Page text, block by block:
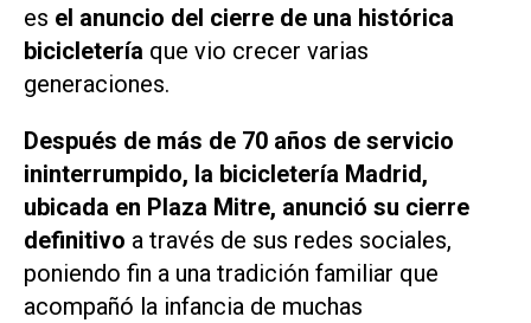
es el anuncio del cierre de una histórica
bicicletería que vio crecer varias
generaciones.
Después de más de 70 años de servicio
ininterrumpido, la bicicletería Madrid,
ubicada en Plaza Mitre, anunció su cierre
definitivo a través de sus redes sociales,
poniendo fin a una tradición familiar que
acompañó la infancia de muchas